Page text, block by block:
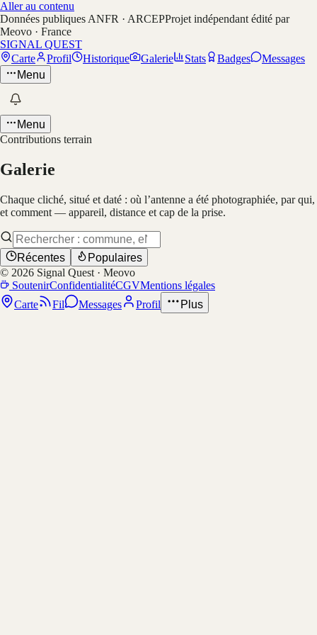
Aller au contenu
Données publiques ANFR · ARCEPProjet indépendant édité par
Meovo · France
SIGNAL QUEST
Carte
Profil Historique Galerie Stats Badges
Messages
Menu
Menu
Contributions terrain
Galerie
Chaque cliché, situé et daté : où l’antenne a été photographiée, par qui,
et comment — appareil, distance et cap de la prise.
Récentes
Populaires
© 2026 Signal Quest · Meovo
SoutenirConfidentialitéCGVMentions légales
Carte
Fil Messages Profil Plus